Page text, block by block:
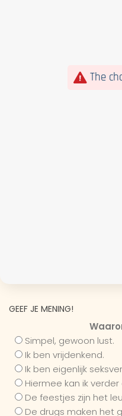
The
GEEF JE MENING!
Simpel, gewoon lust.
Ik ben vrijdenkend.
Ik ben eigenlijk
Hiermee kan ik
De feestjes zijn het
De drugs maken het